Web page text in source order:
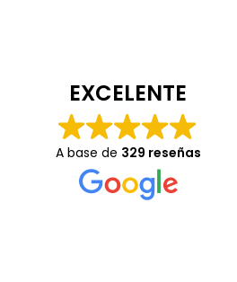
EXCELENTE
A base de 329 reseñas